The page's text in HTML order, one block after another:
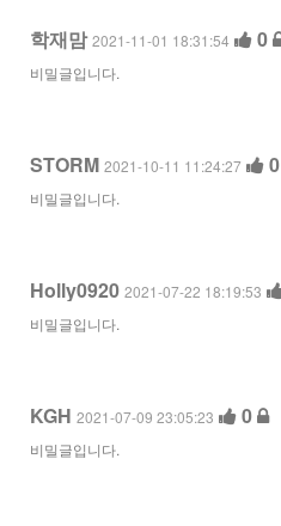
학재맘2021-11-01 18:31:54 0
비밀글입니다.
STORM 2021-10-11 11:24:27 0
비밀글입니다.
Holly0920 2021-07-22 18:19:53
비밀글입니다.
KGH 2021-07-09 23:05:23 0
비밀글입니다.